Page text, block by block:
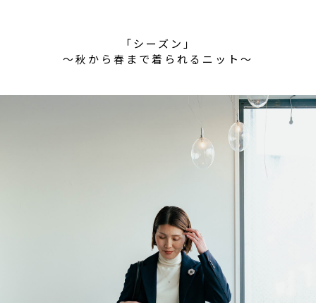
「シーズン」
〜秋から春まで着られるニット〜